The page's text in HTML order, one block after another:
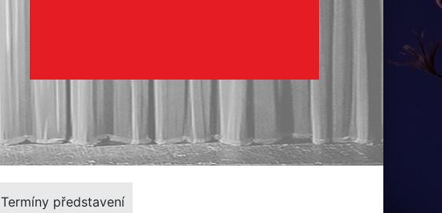
Termíny představení